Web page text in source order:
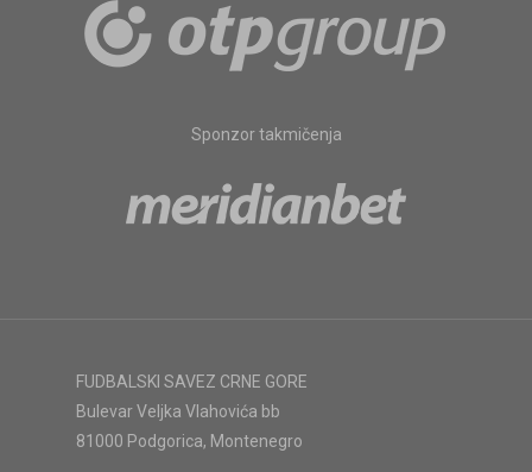
Sponzor takmičenja
FUDBALSKI SAVEZ CRNE GORE
Bulevar Veljka Vlahovića bb
81000 Podgorica, Montenegro